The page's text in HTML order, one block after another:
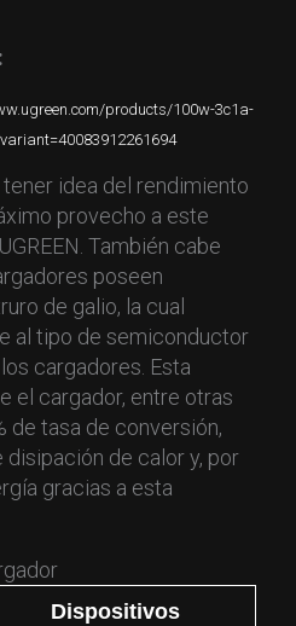
products/100w-3c1a-
idea del rendimiento
provecho a este
También cabe
poseen
de galio, la cual
al tipo de semiconductor
cargadores. Esta
el cargador, entre otras
de tasa de conversión,
disipación de calor y, por
gracias a esta
Dispositivos